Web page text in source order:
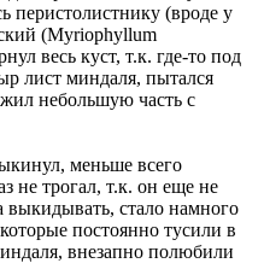
перистолистнику (вроде у
(Myriophyllum
весь куст, т.к. где-то под
лист миндаля, пытался
небольшую часть с
меньше всего
не трогал, т.к. он еще не
выкидывать, стало намного
постоянно тусили в
внезапно полюбили